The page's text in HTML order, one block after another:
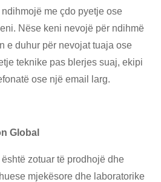
me çdo pyetje ose
Nëse keni nevojë për ndihmë
e duhur për nevojat tuaja ose
teknike pas blerjes suaj, ekipi
ose një email larg.
Global
zotuar të prodhojë dhe
mjekësore dhe laboratorike